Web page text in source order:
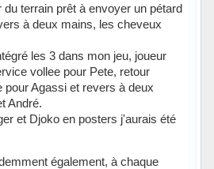
du terrain prêt à envoyer un pétard
à deux mains, les cheveux
les 3 dans mon jeu, joueur
vollee pour Pete, retour
Agassi et revers à deux
André.
et Djoko en posters j'aurais été
également, à chaque